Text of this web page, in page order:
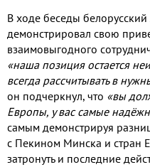
В ходе беседы белорусский
демонстрировал свою
взаимовыгодного
«наша позиция остается
всегда рассчитывать в
он подчеркнул, что «вы
Европы, у вас самые
самым демонстрируя
с Пекином Минска и стран
затронуть и последние